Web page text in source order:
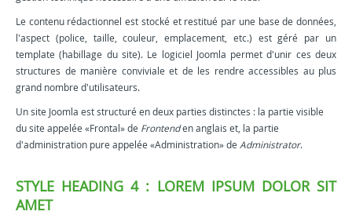
Le contenu rédactionnel est stocké et restitué par une base de données,
l'aspect (police, taille, couleur, emplacement, etc.) est géré par un
template (habillage du site). Le logiciel Joomla permet d'unir ces deux
structures de manière conviviale et de les rendre accessibles au plus
grand nombre d'utilisateurs.
Un site Joomla est structuré en deux parties distinctes : la partie visible
du site appelée «Frontal» de Frontenden anglais et, la partie
d'administration pure appelée «Administration» de Administrator.
STYLE HEADING 4 : LOREM IPSUM DOLOR SIT
AMET